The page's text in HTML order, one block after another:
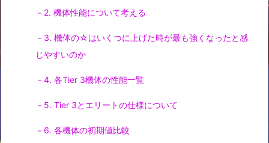
－2. 機体性能について考える
－3. 機体の☆はいくつに上げた時が最も強くなったと感
じやすいのか
－4. 各Tier 3機体の性能一覧
－5. Tier 3とエリートの仕様について
－6. 各機体の初期値比較